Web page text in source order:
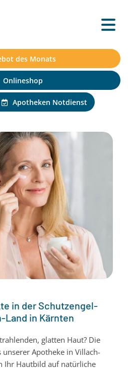
des Monats
Onlineshop
Apotheken Notdienst
in der Schutzengel-
Land in Kärnten
glatten Haut? Die
Apotheke in Villach-
Ihr Hautbild auf natürliche